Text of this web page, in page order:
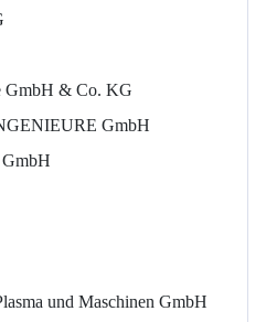
& Co. KG
GmbH
und Maschinen GmbH